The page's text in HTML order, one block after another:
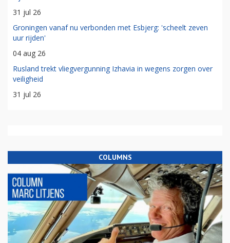
31 jul 26
Groningen vanaf nu verbonden met Esbjerg: 'scheelt zeven
uur rijden'
04 aug 26
Rusland trekt vliegvergunning Izhavia in wegens zorgen over
veiligheid
31 jul 26
COLUMNS